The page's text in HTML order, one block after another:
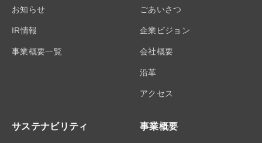
お知らせ
IR情報
事業概要一覧
ごあいさつ
企業ビジョン
会社概要
沿革
アクセス
サステナビリティ 事業概要